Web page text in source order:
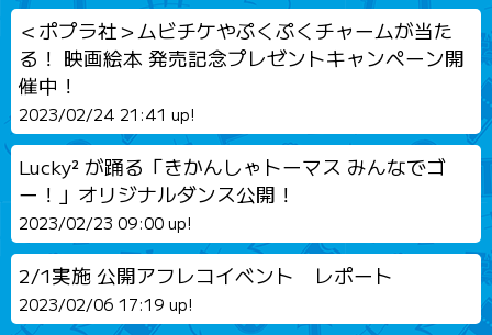
＜ポプラ社＞ムビチケやぷくぷくチャームが当た
る！ 映画絵本 発売記念プレゼントキャンペーン開
催中！
2023/02/24 21:41 up!
Lucky² が踊る「きかんしゃトーマス みんなでゴ
ー！」オリジナルダンス公開！
2023/02/23 09:00 up!
2/1実施 公開アフレコイベント レポート
2023/02/06 17:19 up!